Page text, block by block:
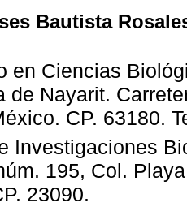
Bautista
en Ciencias
de Nayarit.
CP. 63180.
Investigaciones
195, Col.
23090.